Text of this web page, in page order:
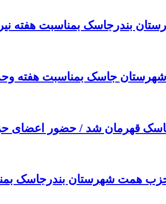
بندرجاسک بمناسبت هفته
جاسک بمناسبت هفته
قهرمان شد / حضور
حزب همت شهرستان بندرجاسک